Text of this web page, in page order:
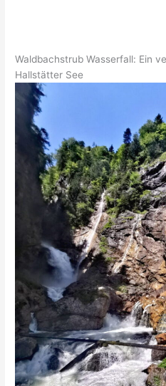
Waldbachstrub Wasserfall: Ein
Hallstätter See